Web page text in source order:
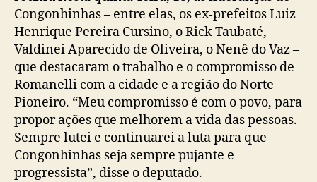
Congonhinhas – entre elas, os ex-prefeitos Luiz
Henrique Pereira Cursino, o Rick Taubaté,
Valdinei Aparecido de Oliveira, o Nenê do Vaz –
que destacaram o trabalho e o compromisso de
Romanelli com a cidade e a região do Norte
Pioneiro. “Meu compromisso é com o povo, para
propor ações que melhorem a vida das pessoas.
Sempre lutei e continuarei a luta para que
Congonhinhas seja sempre pujante e
progressista”, disse o deputado.